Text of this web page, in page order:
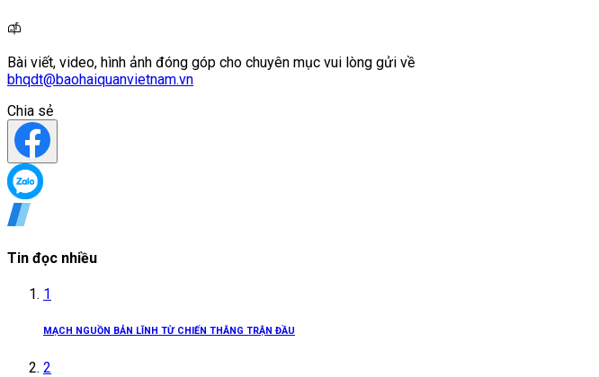
Bài viết, video, hình ảnh đóng góp cho chuyên mục vui lòng gửi về
bhqdt@baohaiquanvietnam.vn
Chia sẻ
Tin đọc nhiều
1
MẠCH NGUỒN BẢN LĨNH TỪ CHIẾN THẮNG TRẬN ĐẦU
2